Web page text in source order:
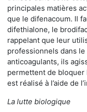
principales matières
que le difenacoum. Il
difethialone, le
rappelant que leur
professionnels dans
anticoagulants, ils
permettent de bloquer
est réalisé à l’aide de
La lutte biologique